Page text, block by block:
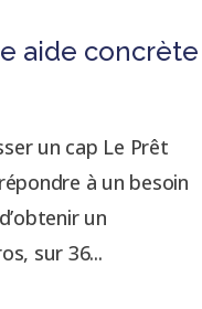
aide concrète
un cap Le Prêt
à un besoin
un
sur 36...